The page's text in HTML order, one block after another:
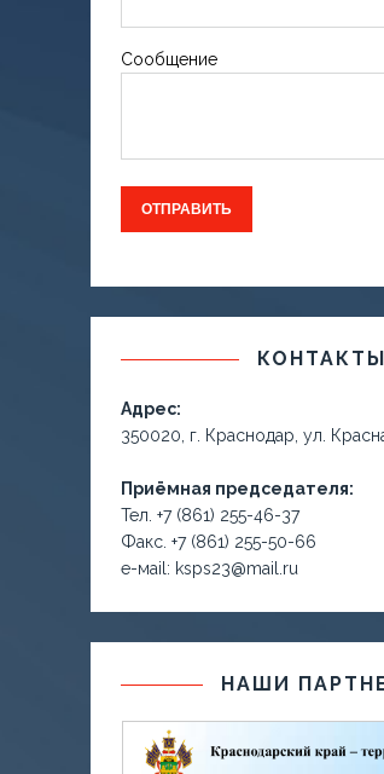
Сообщение
КОНТАКТЫ
Адрес:
350020, г. Краснодар, ул.
Приёмная председателя:
Тел. +7 (861) 255-46-37
Факс. +7 (861) 255-50-66
е-маil: ksps23@mail.ru
НАШИ